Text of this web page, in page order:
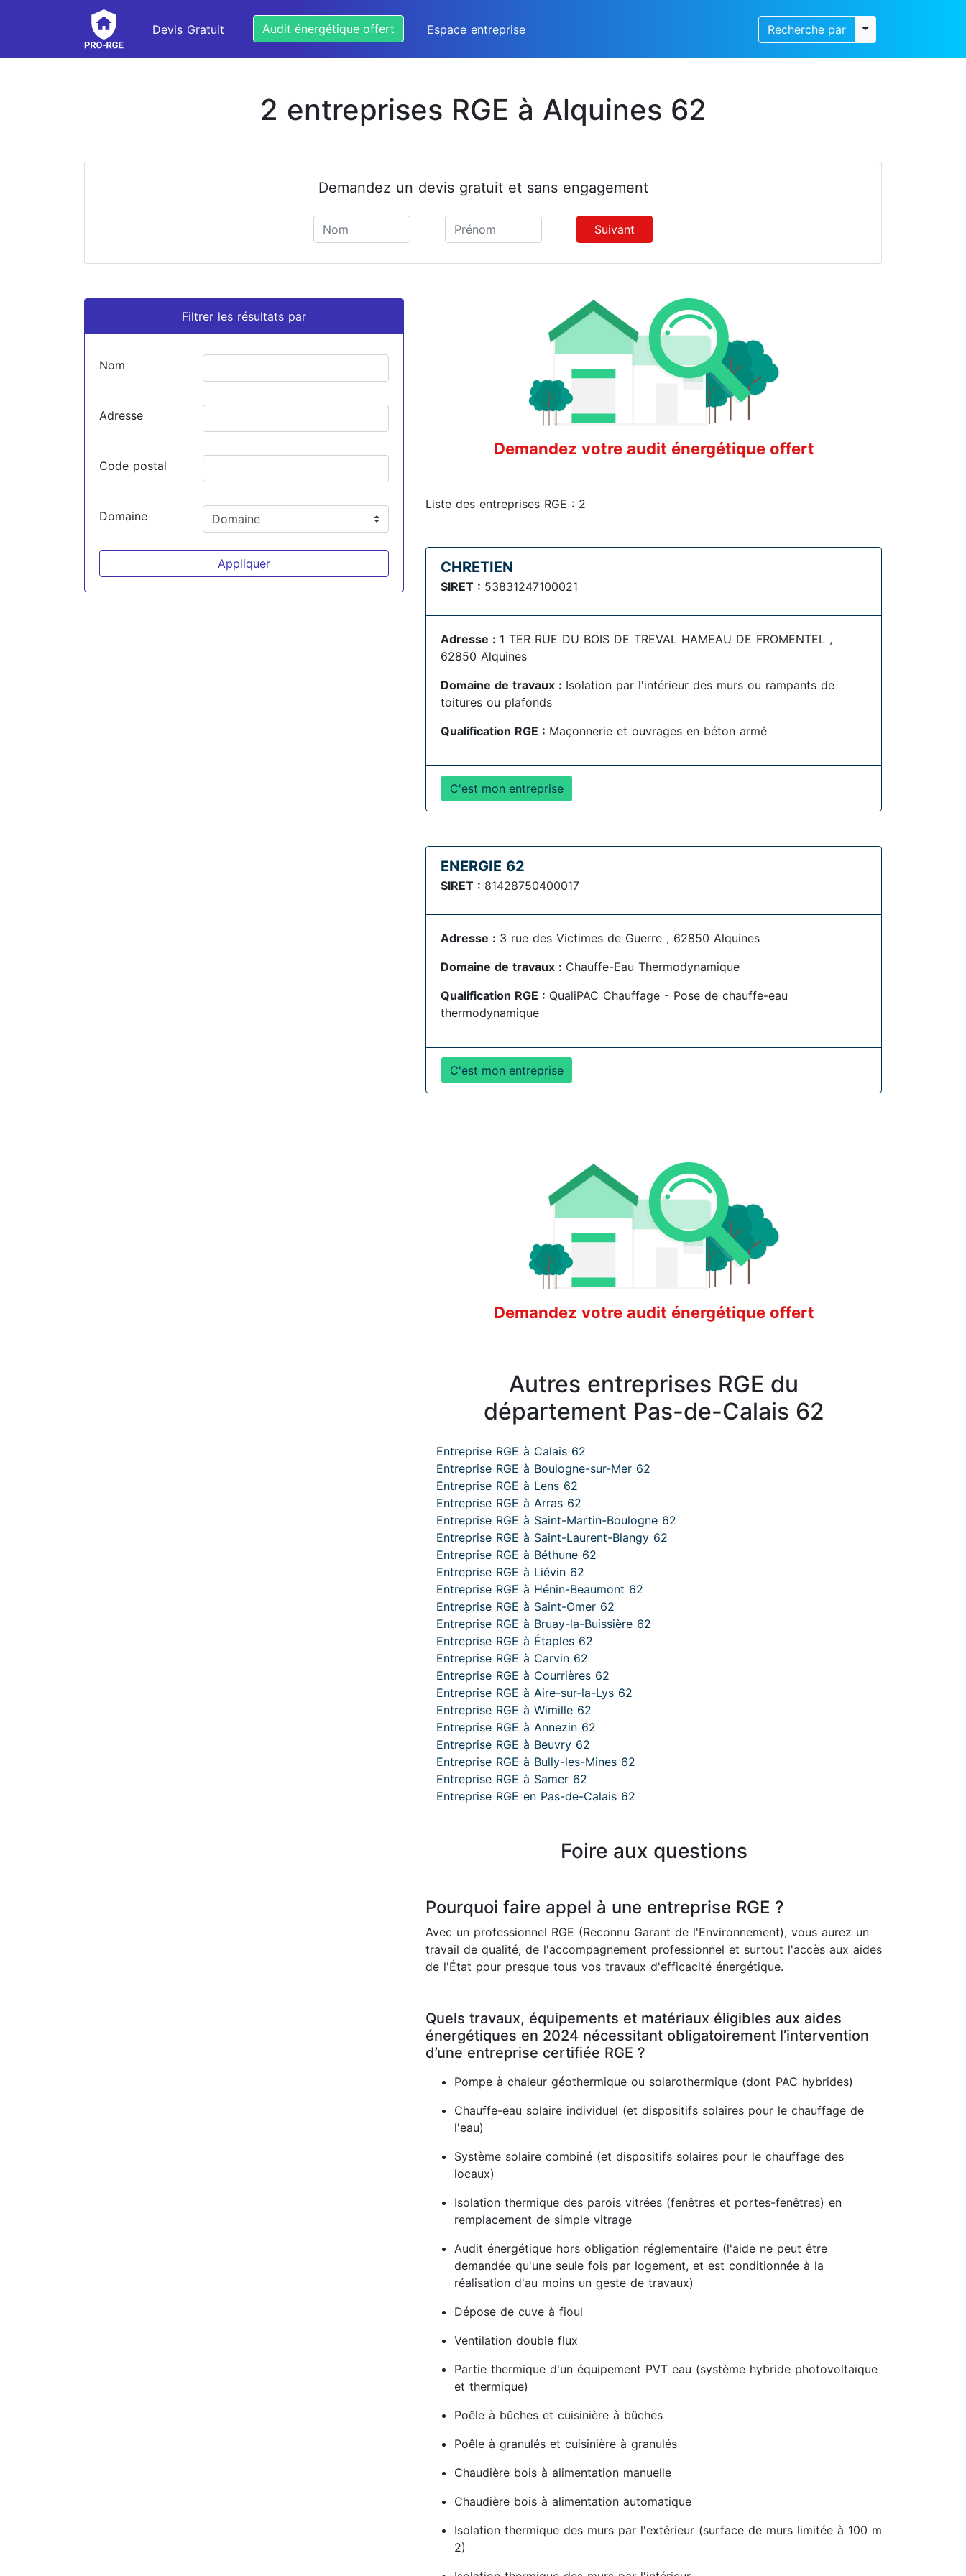
Devis Gratuit Audit énergétique offert Espace entreprise Recherche par Toggle dropdown
2 entreprises RGE à Alquines 62
Demandez un devis gratuit et sans engagement
Suivant
Filtrer les résultats par
Nom
Adresse
Code postal
Domaine
Appliquer
Demandez votre audit énergétique offert
Liste des entreprises RGE : 2
CHRETIEN
SIRET : 53831247100021
Adresse : 1 TER RUE DU BOIS DE TREVAL HAMEAU DE FROMENTEL ,
62850 Alquines
Domaine de travaux : Isolation par l'intérieur des murs ou rampants de
toitures ou plafonds
Qualification RGE : Maçonnerie et ouvrages en béton armé
C'est mon entreprise
ENERGIE 62
SIRET : 81428750400017
Adresse : 3 rue des Victimes de Guerre , 62850 Alquines
Domaine de travaux : Chauffe-Eau Thermodynamique
Qualification RGE : QualiPAC Chauffage - Pose de chauffe-eau
thermodynamique
C'est mon entreprise
Demandez votre audit énergétique offert
Autres entreprises RGE du
département Pas-de-Calais 62
Entreprise RGE à Calais 62
Entreprise RGE à Boulogne-sur-Mer 62
Entreprise RGE à Lens 62
Entreprise RGE à Arras 62
Entreprise RGE à Saint-Martin-Boulogne 62
Entreprise RGE à Saint-Laurent-Blangy 62
Entreprise RGE à Béthune 62
Entreprise RGE à Liévin 62
Entreprise RGE à Hénin-Beaumont 62
Entreprise RGE à Saint-Omer 62
Entreprise RGE à Bruay-la-Buissière 62
Entreprise RGE à Étaples 62
Entreprise RGE à Carvin 62
Entreprise RGE à Courrières 62
Entreprise RGE à Aire-sur-la-Lys 62
Entreprise RGE à Wimille 62
Entreprise RGE à Annezin 62
Entreprise RGE à Beuvry 62
Entreprise RGE à Bully-les-Mines 62
Entreprise RGE à Samer 62
Entreprise RGE en Pas-de-Calais 62
Foire aux questions
Pourquoi faire appel à une entreprise RGE ?
Avec un professionnel RGE (Reconnu Garant de l'Environnement), vous aurez un
travail de qualité, de l'accompagnement professionnel et surtout l'accès aux aides
de l'État pour presque tous vos travaux d'efficacité énergétique.
Quels travaux, équipements et matériaux éligibles aux aides
énergétiques en 2024 nécessitant obligatoirement l’intervention
d’une entreprise certifiée RGE ?
Pompe à chaleur géothermique ou solarothermique (dont PAC hybrides)
Chauffe-eau solaire individuel (et dispositifs solaires pour le chauffage de
l'eau)
Système solaire combiné (et dispositifs solaires pour le chauffage des
locaux)
Isolation thermique des parois vitrées (fenêtres et portes-fenêtres) en
remplacement de simple vitrage
Audit énergétique hors obligation réglementaire (l'aide ne peut être
demandée qu'une seule fois par logement, et est conditionnée à la
réalisation d'au moins un geste de travaux)
Dépose de cuve à fioul
Ventilation double flux
Partie thermique d'un équipement PVT eau (système hybride photovoltaïque
et thermique)
Poêle à bûches et cuisinière à bûches
Poêle à granulés et cuisinière à granulés
Chaudière bois à alimentation manuelle
Chaudière bois à alimentation automatique
Isolation thermique des murs par l'extérieur (surface de murs limitée à 100 m
2)